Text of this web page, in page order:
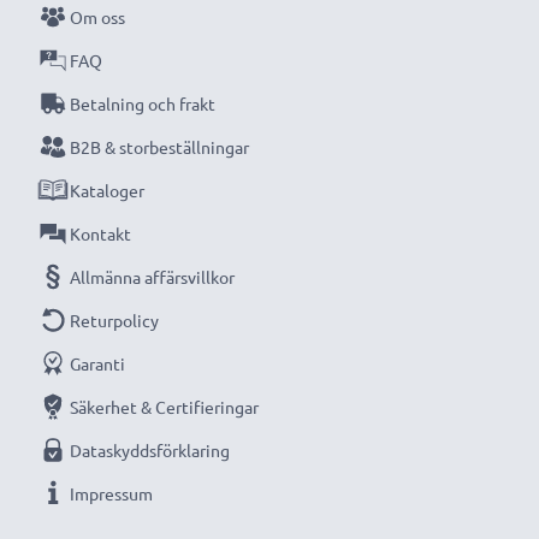
Missa aldrig ett ögonblick med denna smarta,
kompakta LCD-batteriladdare från CELLONIC.
Beställ nu med snabb leverans och 3 års garanti!
Om oss
FAQ
Betalning och frakt
B2B & storbeställningar
Kataloger
Kontakt
Allmänna affärsvillkor
Returpolicy
Garanti
Säkerhet & Certifieringar
Dataskyddsförklaring
Impressum